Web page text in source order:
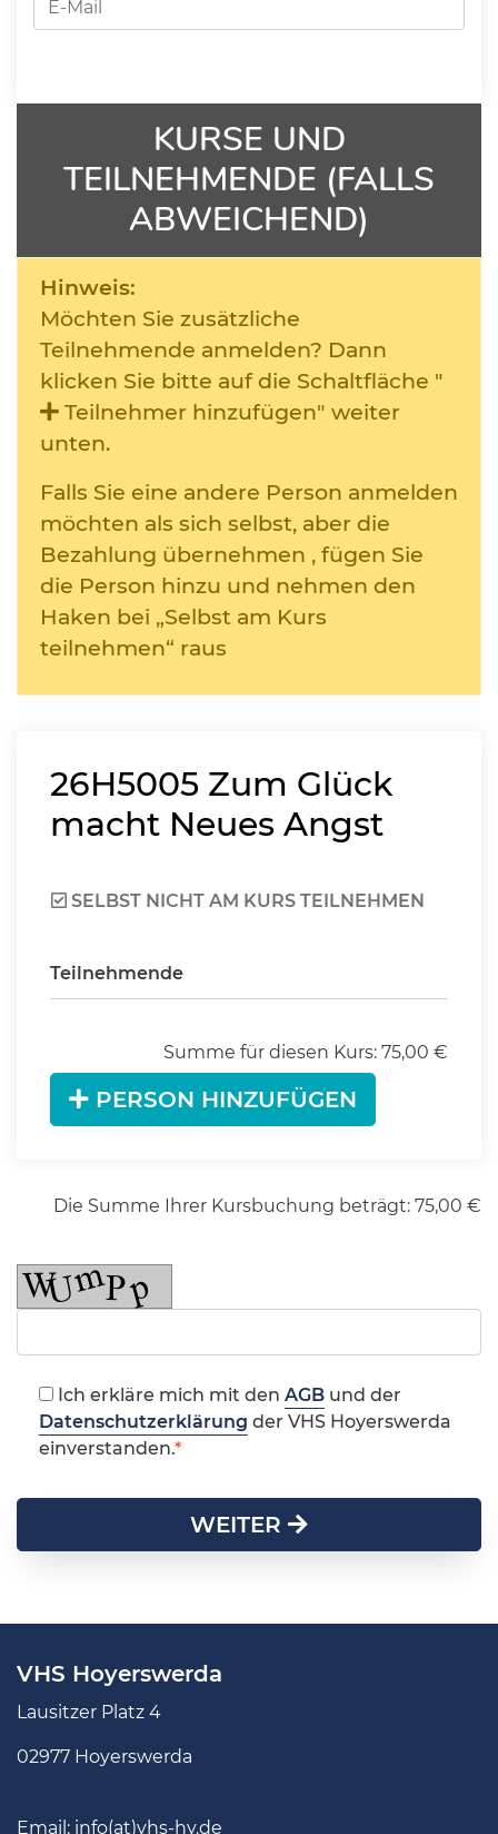
KURSE UND
TEILNEHMENDE (FALLS
ABWEICHEND)
Hinweis:
Möchten Sie zusätzliche
Teilnehmende anmelden? Dann
klicken Sie bitte auf die Schaltfläche "
Teilnehmer hinzufügen" weiter
unten.
Falls Sie eine andere Person anmelden
möchten als sich selbst, aber die
Bezahlung übernehmen , fügen Sie
die Person hinzu und nehmen den
Haken bei „Selbst am Kurs
teilnehmen“ raus
26H5005 Zum Glück
macht Neues Angst
SELBST NICHT AM KURS TEILNEHMEN
Teilnehmende
Summe für diesen Kurs: 75,00 €
PERSON HINZUFÜGEN
Die Summe Ihrer Kursbuchung beträgt: 75,00 €
Ich erkläre mich mit den AGB und der
Datenschutzerklärung der VHS Hoyerswerda
einverstanden.
WEITER
VHS Hoyerswerda
Lausitzer Platz 4
02977 Hoyerswerda
Email: info(at)vhs-hy.de